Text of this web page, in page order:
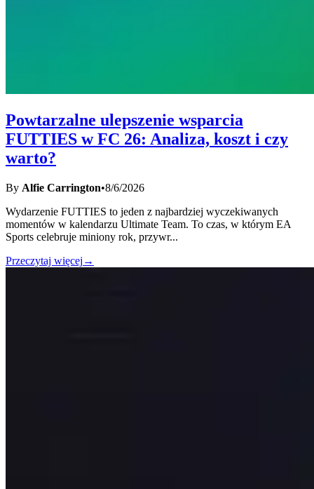
Powtarzalne ulepszenie wsparcia
FUTTIES w FC 26: Analiza, koszt i czy
warto?
By Alfie Carrington•8/6/2026
Wydarzenie FUTTIES to jeden z najbardziej wyczekiwanych
momentów w kalendarzu Ultimate Team. To czas, w którym EA
Sports celebruje miniony rok, przywr...
Przeczytaj więcej →